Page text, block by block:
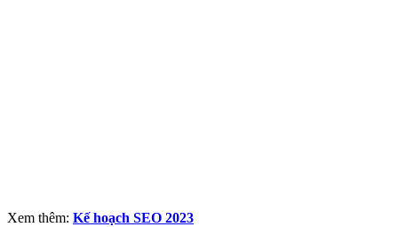
Xem thêm: Kế hoạch SEO 2023